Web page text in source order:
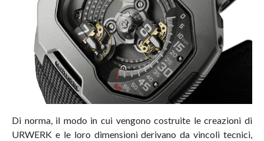
Di norma, il modo in cui vengono costruite le creazioni di
URWERK e le loro dimensioni derivano da vincoli tecnici,